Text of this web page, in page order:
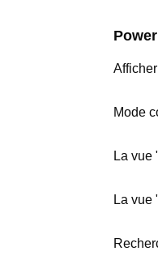
Mode
La vue
La vue